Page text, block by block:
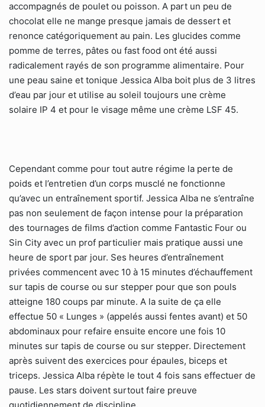
accompagnés de poulet ou poisson. A part un peu de
chocolat elle ne mange presque jamais de dessert et
renonce catégoriquement au pain. Les glucides comme
pomme de terres, pâtes ou fast food ont été aussi
radicalement rayés de son programme alimentaire. Pour
une peau saine et tonique Jessica Alba boit plus de 3 litres
d’eau par jour et utilise au soleil toujours une crème
solaire IP 4 et pour le visage même une crème LSF 45.
Cependant comme pour tout autre régime la perte de
poids et l’entretien d’un corps musclé ne fonctionne
qu’avec un entraînement sportif. Jessica Alba ne s’entraîne
pas non seulement de façon intense pour la préparation
des tournages de films d’action comme Fantastic Four ou
Sin City avec un prof particulier mais pratique aussi une
heure de sport par jour. Ses heures d’entraînement
privées commencent avec 10 à 15 minutes d’échauffement
sur tapis de course ou sur stepper pour que son pouls
atteigne 180 coups par minute. A la suite de ça elle
effectue 50 « Lunges » (appelés aussi fentes avant) et 50
abdominaux pour refaire ensuite encore une fois 10
minutes sur tapis de course ou sur stepper. Directement
après suivent des exercices pour épaules, biceps et
triceps. Jessica Alba répète le tout 4 fois sans effectuer de
pause. Les stars doivent surtout faire preuve